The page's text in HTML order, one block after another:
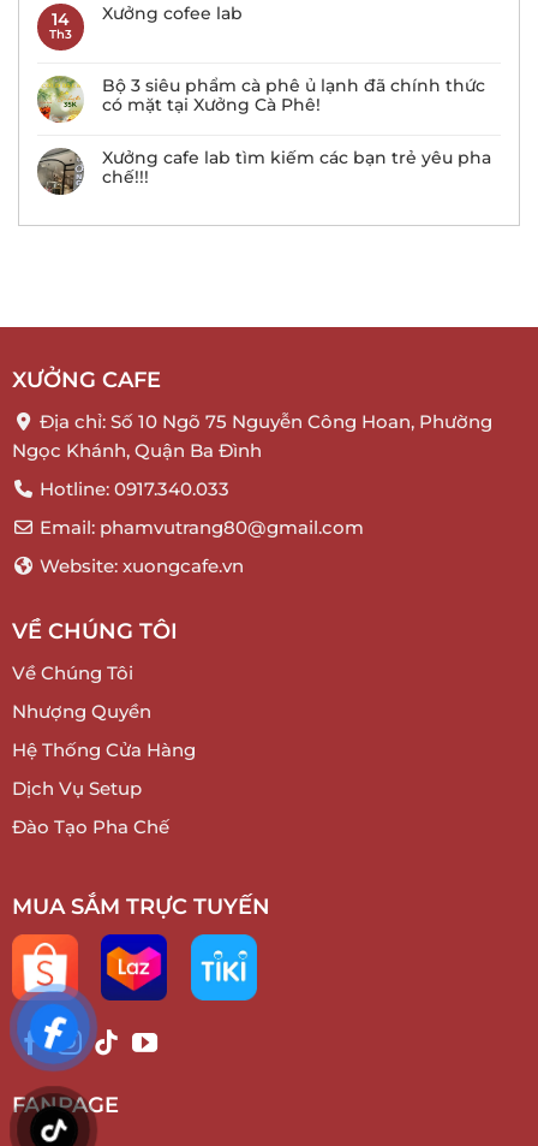
14
Th3
Xưởng cofee lab
Bộ 3 siêu phẩm cà phê ủ lạnh đã chính thức
có mặt tại Xưởng Cà Phê!
Xưởng cafe lab tìm kiếm các bạn trẻ yêu pha
chế!!!
XƯỞNG CAFE
Địa chỉ: Số 10 Ngõ 75 Nguyễn Công Hoan, Phường
Ngọc Khánh, Quận Ba Đình
Hotline: 0917.340.033
Email: phamvutrang80@gmail.com
Website: xuongcafe.vn
VỀ CHÚNG TÔI
Về Chúng Tôi
Nhượng Quyền
Hệ Thống Cửa Hàng
Dịch Vụ Setup
Đào Tạo Pha Chế
MUA SẮM TRỰC TUYẾN
FANPAGE